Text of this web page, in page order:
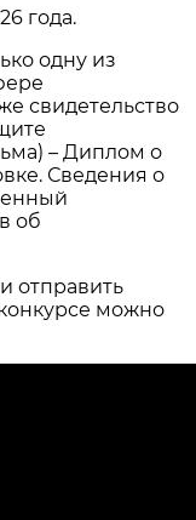
года.
одну из
свидетельство
– Диплом о
Сведения о
об
отправить
можно